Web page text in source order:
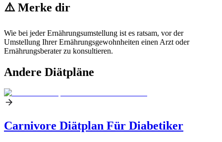
⚠️ Merke dir
Wie bei jeder Ernährungsumstellung ist es ratsam, vor der
Umstellung Ihrer Ernährungsgewohnheiten einen Arzt oder
Ernährungsberater zu konsultieren.
Andere Diätpläne
Carnivore Diätplan Für Diabetiker